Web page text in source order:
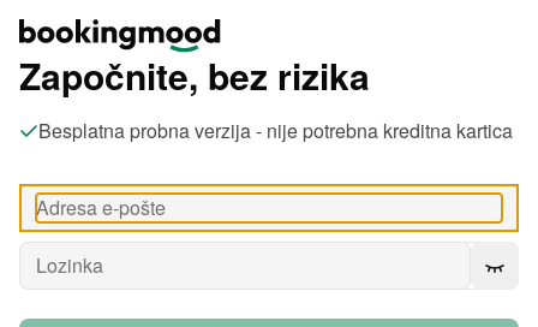
Započnite, bez rizika
Besplatna probna verzija - nije potrebna kreditna kartica